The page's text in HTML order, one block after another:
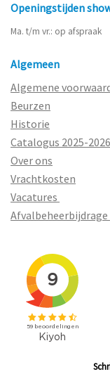
Openingstijden
Ma. t/m vr.: op afspraak
Algemeen
Algemene
Beurzen
Historie
Catalogus 2025-2026
Over ons
Vrachtkosten
Vacatures
Afvalbeheerbijdrage